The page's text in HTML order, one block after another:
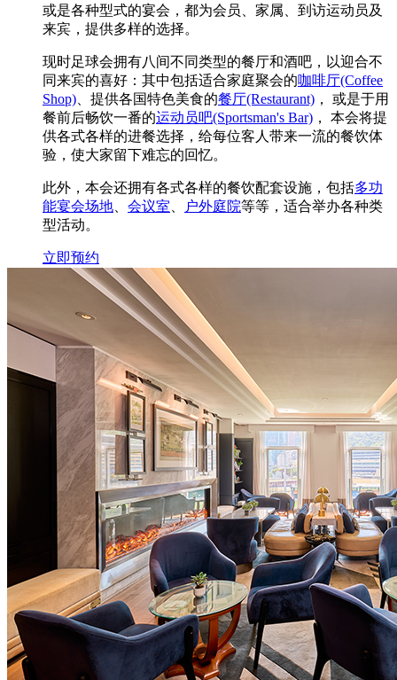
或是各种型式的宴会，都为会员、家属、到访运动员及
来宾，提供多样的选择。
现时足球会拥有八间不同类型的餐厅和酒吧，以迎合不
同来宾的喜好：其中包括适合家庭聚会的咖啡厅(Coffee
Shop) 、提供各国特色美食的餐厅(Restaurant) ， 或是于用
餐前后畅饮一番的运动员吧(Sportsman's Bar) ， 本会将提
供各式各样的进餐选择，给每位客人带来一流的餐饮体
验，使大家留下难忘的回忆。
此外，本会还拥有各式各样的餐饮配套设施，包括多功
能宴会场地
会议室 户外庭院等等，适合举办各种类
型活动。
立即预约